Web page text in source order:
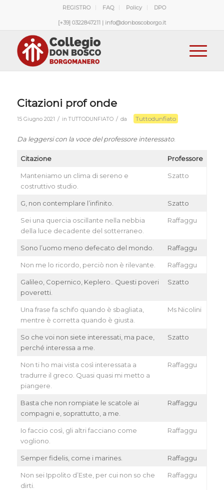
REGISTRO FAQ Policy DPO
[+39] 0322847211 | info@donboscoborgo.it
Citazioni prof onde
15 Giugno 2021 / inTUTTODUNFIATO / da Tuttodunfiato
Da leggersi con la voce del professore interessato.
Citazione Professore
Manteniamo un clima di sereno e
costruttivo studio.
Szatto
G, non contemplare l’infinito. Szatto
Sei una quercia oscillante nella nebbia
della luce decadente del sotterraneo.
Raffaggu
Sono l’uomo meno defecato del mondo. Raffaggu
Non me lo ricordo, perciò non è rilevante. Raffaggu
Galileo, Copernico, Keplero.. Questi poveri
poveretti.
Szatto
Una frase fa schifo quando è sbagliata,
mentre è corretta quando è giusta.
Ms Nicolini
So che voi non siete interessati, ma pace,
perché interessa a me.
Szatto
Non ti ho mai vista così interessata a
tradurre il greco. Quasi quasi mi metto a
piangere.
Raffaggu
Basta che non rompiate le scatole ai
compagni e, soprattutto, a me.
Raffaggu
Io faccio così, gli altri facciano come
vogliono.
Raffaggu
Semper fidelis, come i marines. Raffaggu
Non sei Ippolito d’Este, per cui non so che
dirti.
Raffaggu